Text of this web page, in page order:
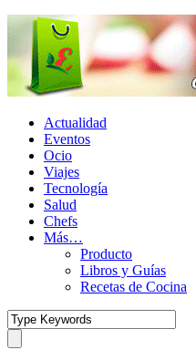
Actualidad
Eventos
Ocio
Viajes
Tecnología
Salud
Chefs
Más…
Producto
Libros y Guías
Recetas de Cocina